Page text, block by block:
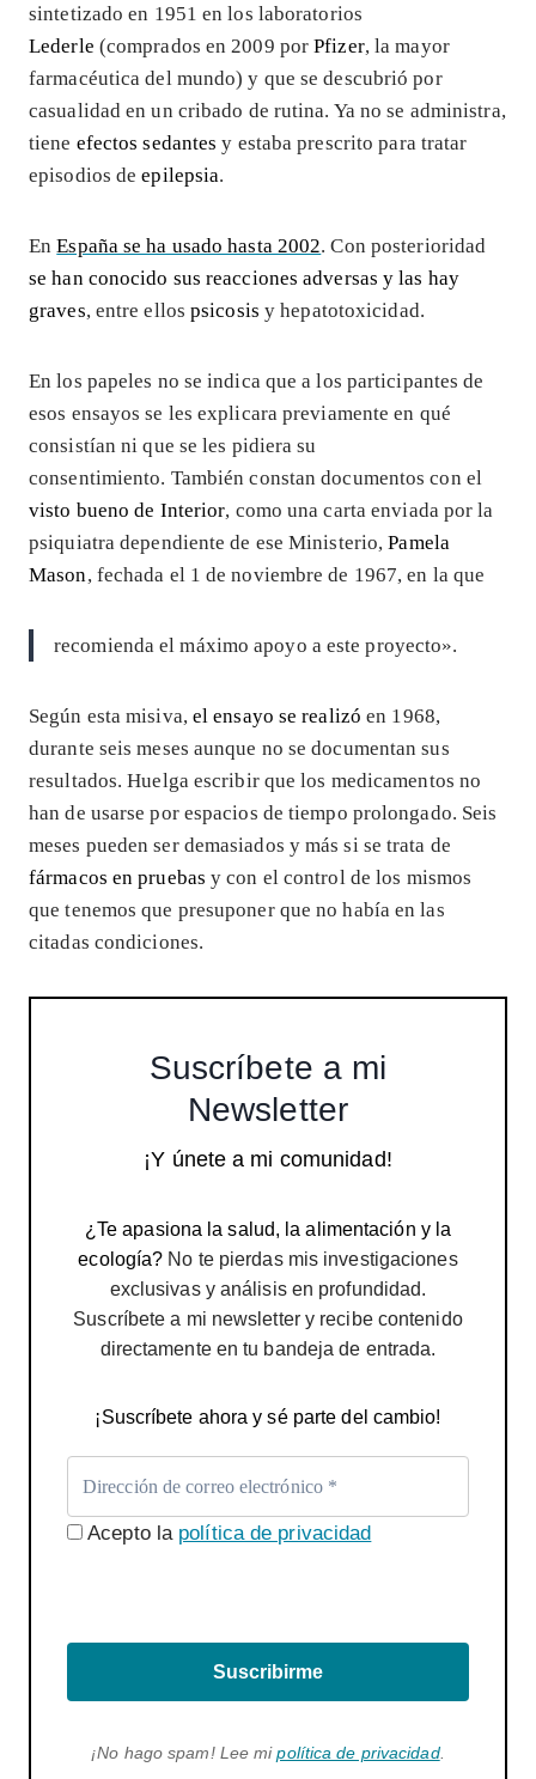
sintetizado en 1951 en los laboratorios
Lederle (comprados en 2009 porPfizer, la mayor
farmacéutica del mundo) y que se descubrió por
casualidad en un cribado de rutina. Ya no se administra,
tiene efectos sedantes y estaba prescrito para tratar
episodios deepilepsia.
EnEspaña se ha usado hasta 2002. Con posterioridad
se han conocido sus reacciones adversas y las hay
graves, entre ellospsicosis y hepatotoxicidad.
En los papeles no se indica que a los participantes de
esos ensayos se les explicara previamente en qué
consistían ni que se les pidiera su
consentimiento. También constan documentos con el
visto bueno de Interior, como una carta enviada por la
psiquiatra dependiente de ese Ministerio,Pamela
Mason, fechada el 1 de noviembre de 1967, en la que
recomienda el máximo apoyo a este proyecto».
Según esta misiva, el ensayo se realizó en 1968,
durante seis meses aunque no se documentan sus
resultados. Huelga escribir que los medicamentos no
han de usarse por espacios de tiempo prolongado. Seis
meses pueden ser demasiados y más si se trata de
fármacos en pruebas y con el control de los mismos
que tenemos que presuponer que no había en las
citadas condiciones.
Suscríbete a mi
Newsletter
¡Y únete a mi comunidad!
¿Te apasiona la salud, la alimentación y la
ecología? No te pierdas mis investigaciones
exclusivas y análisis en profundidad.
Suscríbete a mi newsletter y recibe contenido
directamente en tu bandeja de entrada.
¡Suscríbete ahora y sé parte del cambio!
Acepto la política de privacidad
Suscribirme
¡No hago spam! Lee mipolítica de privacidad.